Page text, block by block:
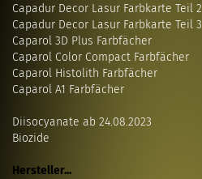
Capadur Decor Lasur Farbkarte Teil 2
Capadur Decor Lasur Farbkarte Teil 3
Caparol 3D Plus Farbfächer
Caparol Color Compact Farbfächer
Caparol Histolith Farbfächer
Caparol A1 Farbfächer
Diisocyanate ab 24.08.2023
Biozide
Hersteller...